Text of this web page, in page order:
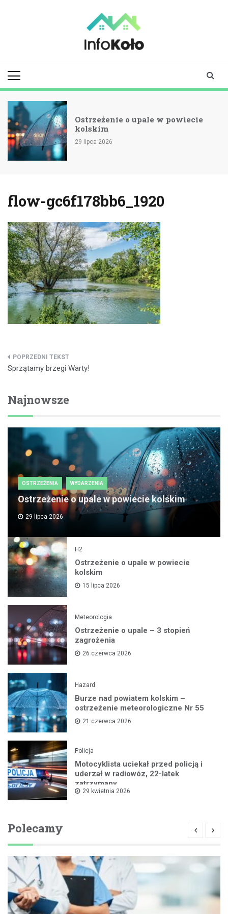
Ostrzeżenie o upale w powiecie
kolskim
29 lipca 2026
flow-gc6f178bb6_1920
Nawigacja
Sprzątamy brzegi Warty!
Najnowsze
OSTRZEŻENIA WYDARZENIA
Ostrzeżenie o upale w powiecie kolskim
29 lipca 2026
H2
Ostrzeżenie o upale w powiecie
kolskim
15 lipca 2026
Meteorologia
Ostrzeżenie o upale – 3 stopień
zagrożenia
26 czerwca 2026
Hazard
Burze nad powiatem kolskim –
ostrzeżenie meteorologiczne Nr 55
21 czerwca 2026
Policja
Motocyklista uciekał przed policją i
uderzał w radiowóz, 22-latek
zatrzymany
29 kwietnia 2026
Polecamy